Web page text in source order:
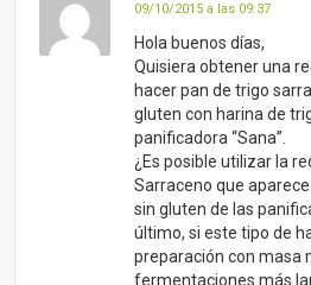
09/10/2015 a las 09:37
Hola buenos días,
Quisiera obtener una
hacer pan de trigo
gluten con harina de
panificadora “Sana”.
¿Es posible utilizar la
Sarraceno que
sin gluten de las
último, si este tipo de
preparación con masa
fermentaciones más